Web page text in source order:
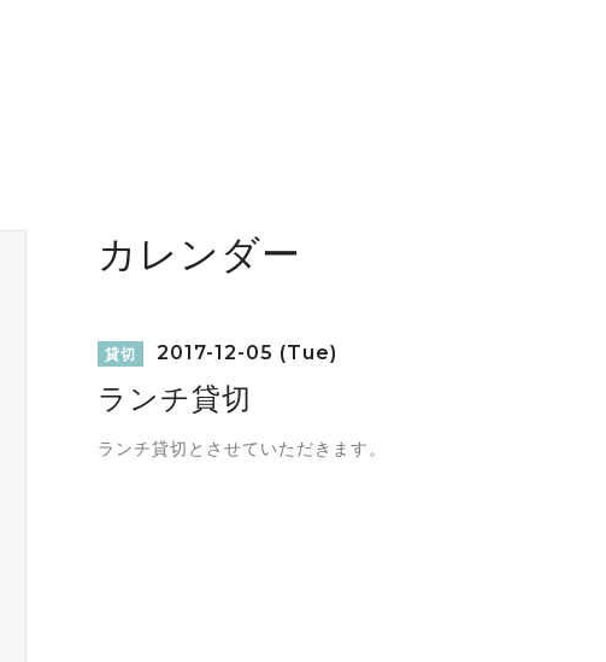
カレンダー
貸切 2017-12-05 (Tue)
ランチ貸切
ランチ貸切とさせていただきます。